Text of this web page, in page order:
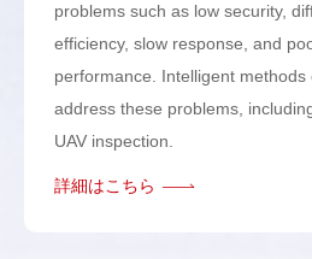
problems such as low security,
efficiency, slow response, and
performance. Intelligent methods
address these problems,
UAV inspection.
詳細はこちら